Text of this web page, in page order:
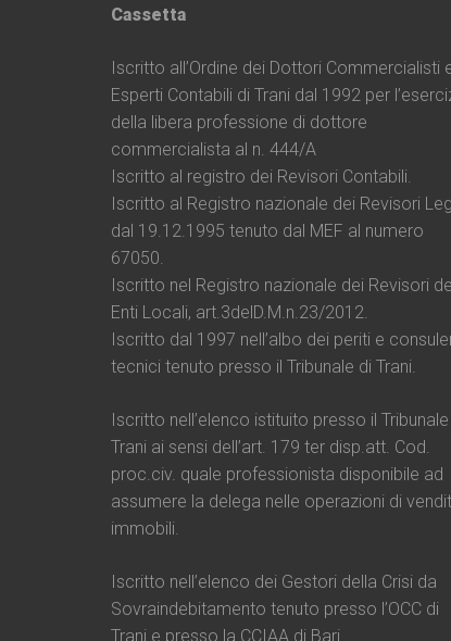
Cassetta
Iscritto all’Ordine dei Dottori Commercialisti
Esperti Contabili di Trani dal 1992 per
della libera professione di dottore
commercialista al n. 444/A
Iscritto al registro dei Revisori Contabili.
Iscritto al Registro nazionale dei Revisori
dal 19.12.1995 tenuto dal MEF al numero
67050.
Iscritto nel Registro nazionale dei Revisori
Enti Locali, art.3delD.M.n.23/2012.
Iscritto dal 1997 nell’albo dei periti e
tecnici tenuto presso il Tribunale di Trani.
Iscritto nell’elenco istituito presso il
Trani ai sensi dell’art. 179 ter disp.att. Cod.
proc.civ. quale professionista disponibile ad
assumere la delega nelle operazioni di
immobili.
Iscritto nell’elenco dei Gestori della Crisi da
Sovraindebitamento tenuto presso l’OCC di
Trani e presso la CCIAA di Bari.